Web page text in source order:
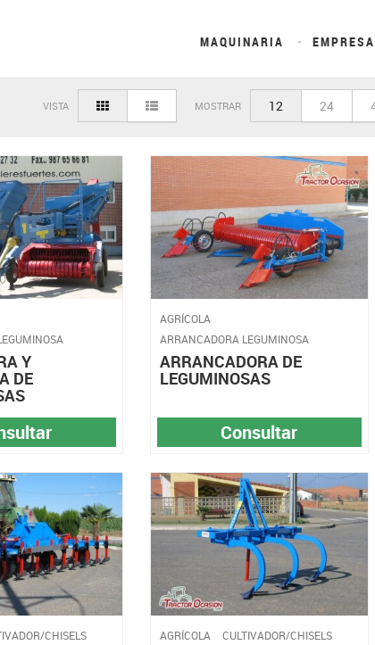
MAQUINARIA
MOSTRAR 12 24
VISTA
Y
DE
AGRÍCOLA
ARRANCADORA LEGUMINOSA
ARRANCADORA DE
LEGUMINOSAS
Consultar
CHISELS AGRÍCOLA CULTIVADOR/CHISELS